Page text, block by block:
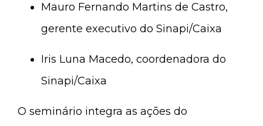
Mauro Fernando Martins de Castro,
gerente executivo do Sinapi/Caixa
Iris Luna Macedo, coordenadora do
Sinapi/Caixa
O seminário integra as ações do